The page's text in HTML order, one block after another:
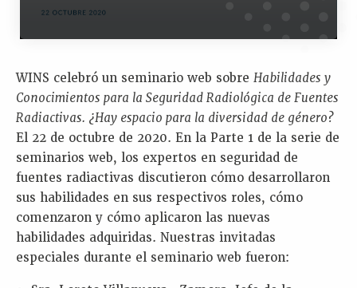
WINS celebró un seminario web sobre Habilidades y
Conocimientos para la Seguridad Radiológica de Fuentes
Radiactivas. ¿Hay espacio para la diversidad de género?
El 22 de octubre de 2020. En la Parte 1 de la serie de
seminarios web, los expertos en seguridad de
fuentes radiactivas discutieron cómo desarrollaron
sus habilidades en sus respectivos roles, cómo
comenzaron y cómo aplicaron las nuevas
habilidades adquiridas. Nuestras invitadas
especiales durante el seminario web fueron: